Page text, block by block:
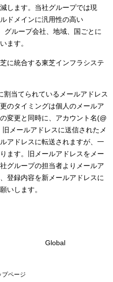
します。当社グループでは現
ドメインに汎用性の高い
グループ会社、地域、国ごとに
ます。
に統合する東芝インフラシステ
当てられているメールアドレス
のタイミングは個人のメールア
変更と同時に、アカウント名(@
メールアドレスに送信されたメ
アドレスに転送されますが、一
ます。旧メールアドレスをメー
グループの担当者よりメールア
登録内容を新メールアドレスに
いします。
Global
プページ